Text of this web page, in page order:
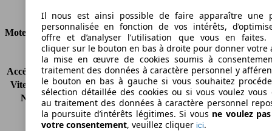
Moteur et Puissance
KW (CH)
77 kW (105 PS)
Accélération (0-100 km/h) -
Vitesse maximale (km/h)
164 km/h
Nombre de vitesses
6
Couple
-
Cylindrée
1598 ccm
Il nous est ainsi possible de faire apparaître une
personnalisée en fonction de vos intérêts,
offre et d’analyser l’utilisation que vous en faites.
cliquer sur le bouton en bas à droite pour donner votre
la mise en œuvre de cookies soumis à
traitement des données à caractère personnel y
le bouton en bas à gauche si vous souhaitez
sélection détaillée des cookies ou si vous voulez vous
au traitement des données à caractère personnel
la poursuite d’intérêts légitimes. Si vous ne voulez
votre consentement, veuillez cliquer ici.